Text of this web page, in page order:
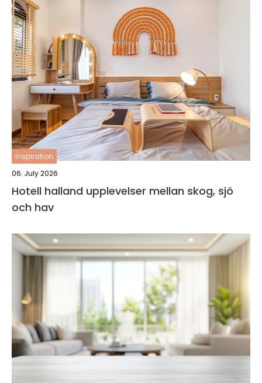
inspiration
06. July 2026
Hotell halland upplevelser mellan skog, sjö
och hav